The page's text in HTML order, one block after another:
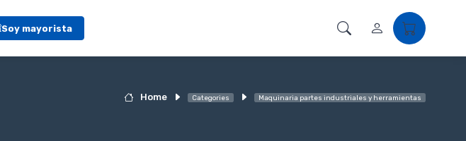
Soy mayorista
Home Categories Maquinaria partes industriales y herramientas